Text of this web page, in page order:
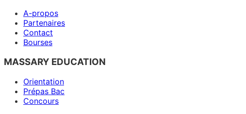
A-propos
Partenaires
Contact
Bourses
MASSARY EDUCATION
Orientation
Prépas Bac
Concours